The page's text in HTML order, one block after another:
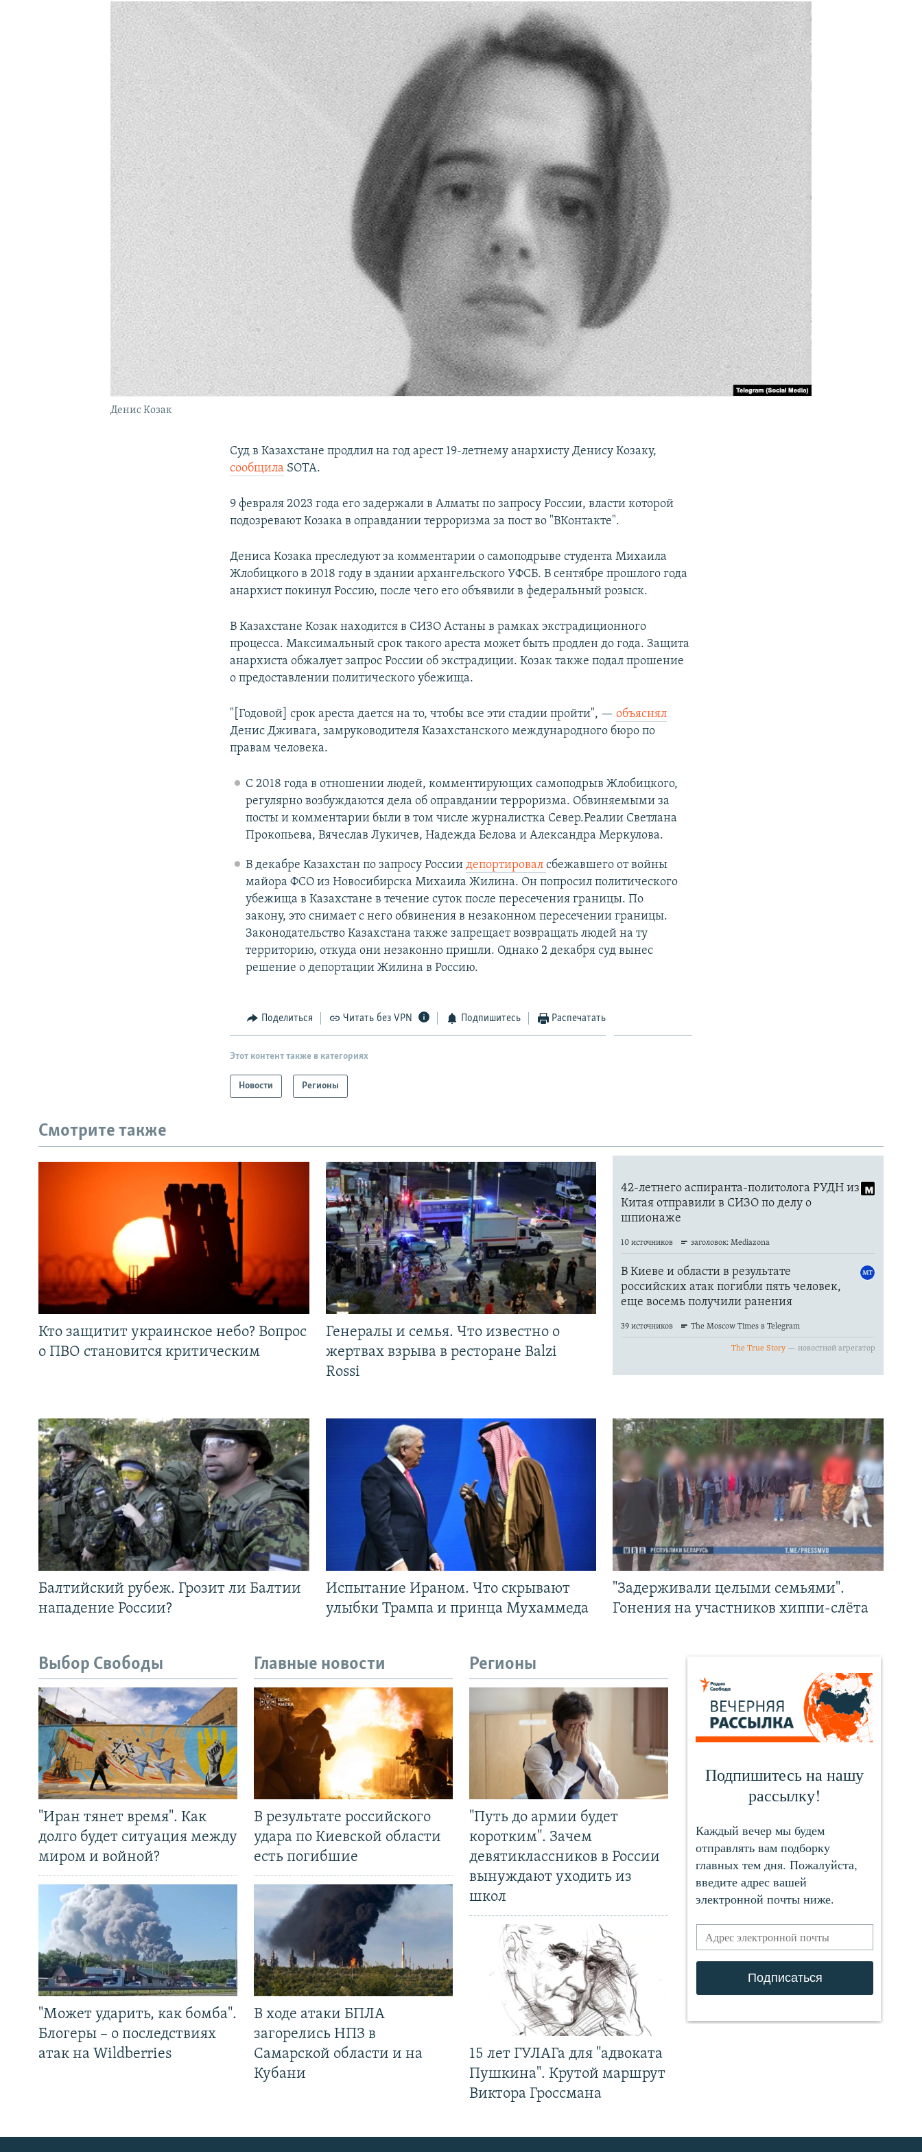
ПОДПИШИТЕСЬ НА РАССЫЛКУ
Денис Козак
Суд в Казахстане продлил на год арест 19-летнему анархисту Денису Козаку,
сообщила SOTA.
9 февраля 2023 года его задержали в Алматы по запросу России, власти которой
подозревают Козака в оправдании терроризма за пост во "ВКонтакте".
Дениса Козака преследуют за комментарии о самоподрыве студента Михаила
Жлобицкого в 2018 году в здании архангельского УФСБ. В сентябре прошлого года
анархист покинул Россию, после чего его объявили в федеральный розыск.
В Казахстане Козак находится в СИЗО Астаны в рамках экстрадиционного
процесса. Максимальный срок такого ареста может быть продлен до года. Защита
анархиста обжалует запрос России об экстрадиции. Козак также подал прошение
о предоставлении политического убежища.
"[Годовой] срок ареста дается на то, чтобы все эти стадии пройти", —объяснял
Денис Дживага, замруководителя Казахстанского международного бюро по
правам человека.
С 2018 года в отношении людей, комментирующих самоподрыв Жлобицкого,
регулярно возбуждаются дела об оправдании терроризма. Обвиняемыми за
посты и комментарии были в том числе журналистка Север.Реалии Светлана
Прокопьева, Вячеслав Лукичев, Надежда Белова и Александра Меркулова.
В декабре Казахстан по запросу России депортировал сбежавшего от войны
майора ФСО из Новосибирска Михаила Жилина. Он попросил политического
убежища в Казахстане в течение суток после пересечения границы. По
закону, это снимает с него обвинения в незаконном пересечении границы.
Законодательство Казахстана также запрещает возвращать людей на ту
территорию, откуда они незаконно пришли. Однако 2 декабря суд вынес
решение о депортации Жилина в Россию.
Поделиться Читать без VPN Подпишитесь Распечатать
Этот контент также в категориях
Новости Регионы
Смотрите также
Кто защитит украинское небо? Вопрос
о ПВО становится критическим
Генералы и семья. Что известно о
жертвах взрыва в ресторане Balzi
Rossi
Балтийский рубеж. Грозит ли Балтии
нападение России?
Испытание Ираном. Что скрывают
улыбки Трампа и принца Мухаммеда
"Задерживали целыми семьями".
Гонения на участников хиппи-слёта
Выбор Свободы
"Иран тянет время". Как
долго будет ситуация между
миром и войной?
"Может ударить, как бомба".
Блогеры – о последствиях
атак на Wildberries
Главные новости
В результате российского
удара по Киевской области
есть погибшие
В ходе атаки БПЛА
загорелись НПЗ в
Самарской области и на
Кубани
Регионы
"Путь до армии будет
коротким". Зачем
девятиклассников в России
вынуждают уходить из
школ
15 лет ГУЛАГа для "адвоката
Пушкина". Крутой маршрут
Виктора Гроссмана